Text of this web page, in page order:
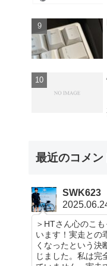
最近のコメン
SWK623
＞HTさん心のこ
います！実走との
くなったという決
じました。私は完